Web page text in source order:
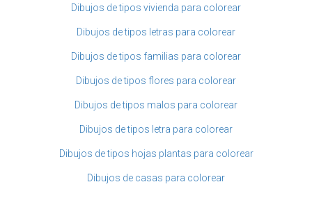
Dibujos de tipos vivienda para colorear
Dibujos de tipos letras para colorear
Dibujos de tipos familias para colorear
Dibujos de tipos flores para colorear
Dibujos de tipos malos para colorear
Dibujos de tipos letra para colorear
Dibujos de tipos hojas plantas para colorear
Dibujos de casas para colorear